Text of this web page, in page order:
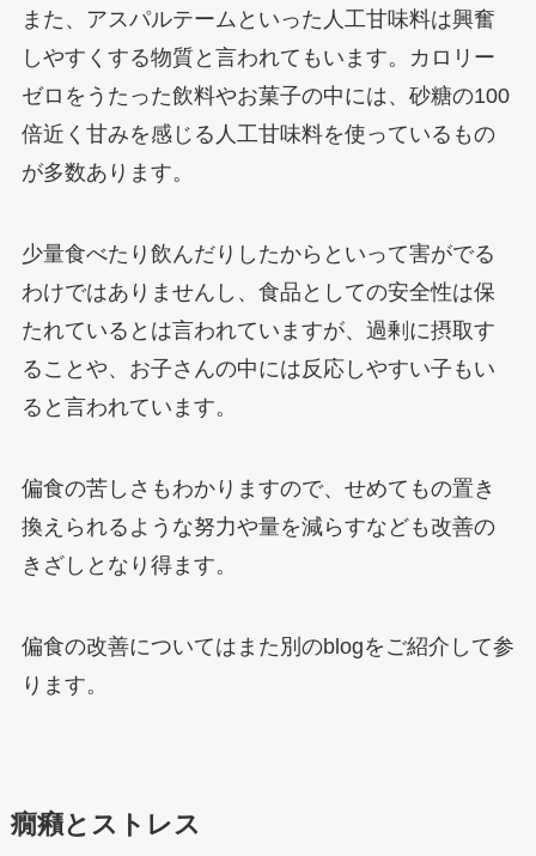
また、アスパルテームといった人工甘味料は興奮
しやすくする物質と言われてもいます。カロリー
ゼロをうたった飲料やお菓子の中には、砂糖の100
倍近く甘みを感じる人工甘味料を使っているもの
が多数あります。
少量食べたり飲んだりしたからといって害がでる
わけではありませんし、食品としての安全性は保
たれているとは言われていますが、過剰に摂取す
ることや、お子さんの中には反応しやすい子もい
ると言われています。
偏食の苦しさもわかりますので、せめてもの置き
換えられるような努力や量を減らすなども改善の
きざしとなり得ます。
偏食の改善についてはまた別のblogをご紹介して参
ります。
癇癪とストレス